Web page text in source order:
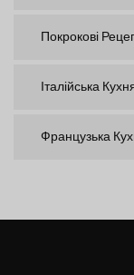
Покрокові
Італійська
Французька